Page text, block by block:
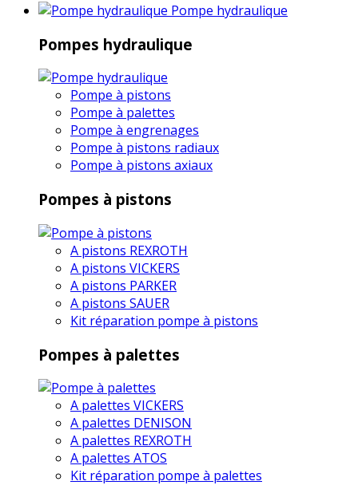
Pompe hydraulique
Pompes hydraulique
Pompe à pistons
Pompe à palettes
Pompe à engrenages
Pompe à pistons radiaux
Pompe à pistons axiaux
Pompes à pistons
A pistons REXROTH
A pistons VICKERS
A pistons PARKER
A pistons SAUER
Kit réparation pompe à pistons
Pompes à palettes
A palettes VICKERS
A palettes DENISON
A palettes REXROTH
A palettes ATOS
Kit réparation pompe à palettes